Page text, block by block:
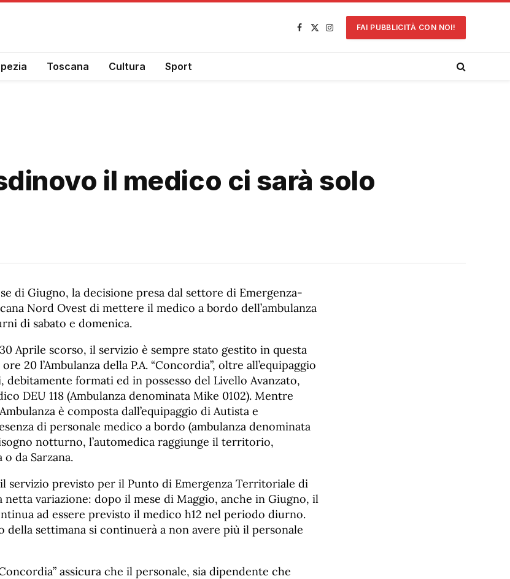
Facebook
X
Instagram
FAI PUBBLICITÀ CON NOI!
Toscana Cultura Sport
il medico ci sarà solo
di Giugno, la decisione presa dal settore di Emergenza-
Nord Ovest di mettere il medico a bordo dell’ambulanza
di sabato e domenica.
Aprile scorso, il servizio è sempre stato gestito in questa
20 l’Ambulanza della P.A. “Concordia”, oltre all’equipaggio
formati ed in possesso del Livello Avanzato,
DEU 118 (Ambulanza denominata Mike 0102). Mentre
è composta dall’equipaggio di Autista e
di personale medico a bordo (ambulanza denominata
notturno, l’automedica raggiunge il territorio,
da Sarzana.
servizio previsto per il Punto di Emergenza Territoriale di
netta variazione: dopo il mese di Maggio, anche in Giugno, il
ad essere previsto il medico h12 nel periodo diurno.
settimana si continuerà a non avere più il personale
assicura che il personale, sia dipendente che